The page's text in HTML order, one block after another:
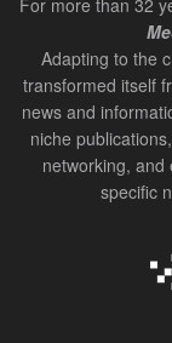
For more than 32
Adapting to the
transformed itself
news and
niche
networking,
specific